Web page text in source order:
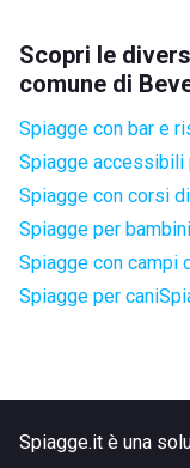
Scopri le
comune di
Spiagge con bar e
Spiagge accessibili
Spiagge con corsi
Spiagge per bambini
Spiagge con campi
Spiagge per cani
Spiagge.it è una